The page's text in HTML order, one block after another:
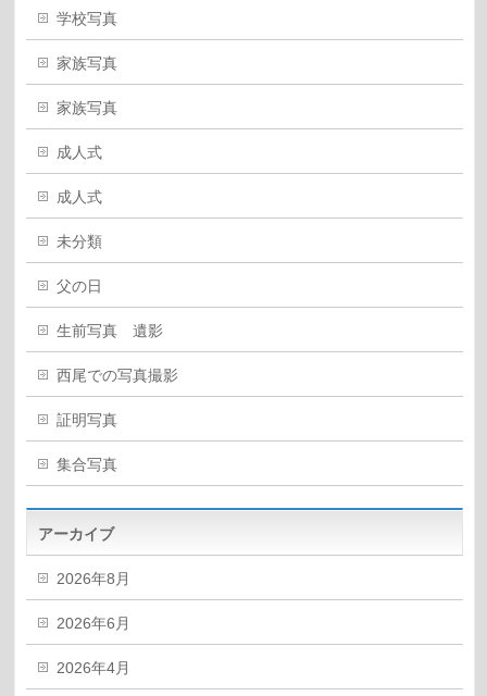
学校写真
家族写真
家族写真
成人式
成人式
未分類
父の日
生前写真 遺影
西尾での写真撮影
証明写真
集合写真
アーカイブ
2026年8月
2026年6月
2026年4月